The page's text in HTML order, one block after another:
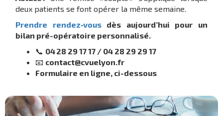
deux patients se font opérer la même semaine.
Prendre rendez‑vous dès aujourd’hui pour un
bilan pré-opératoire personnalisé.
📞 04 28 29 17 17 / 04 28 29 29 17
📧 contact@cvuelyon.fr
Formulaire en ligne, ci-dessous